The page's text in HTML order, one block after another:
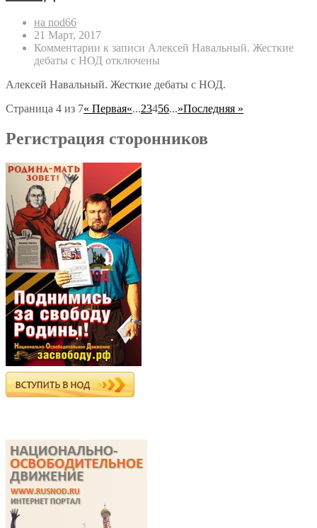
на nod66
21 Март, 2017
Комментарии к записи Алексей Навальный. Жесткие
дебаты с НОД отключены
Алексей Навальный. Жесткие дебаты с НОД.
Страница 4 из 7« Первая«...23456...»Последняя »
Регистрация сторонников